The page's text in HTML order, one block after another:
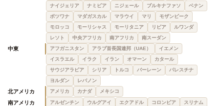
ナイジェリア
ナミビア ニジェール ブルキナファソ
ベナン
ボツワナ
マダガスカル マラウイ マリ
モザンビーク
モロッコ
モーリシャス モーリタニア リビア
ルワンダ
レソト
中央アフリカ 南アフリカ 南スーダン
中東 アフガニスタン アラブ首長国連邦（UAE）
イエメン
イスラエル
イラク イラン オマーン
カタール
サウジアラビア
シリア トルコ バーレーン
パレスチナ
ヨルダン
レバノン
北アメリカ アメリカ カナダ メキシコ
南アメリカ アルゼンチン ウルグアイ エクアドル コロンビア スリナム